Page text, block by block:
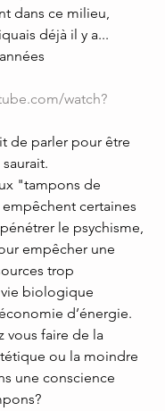
dans ce milieu,
déjà il y a...
watch?
de parler pour être
"tampons de
certaines
le psychisme,
empêcher une
trop
biologique
d’énergie.
vous faire de la
ou la moindre
une conscience